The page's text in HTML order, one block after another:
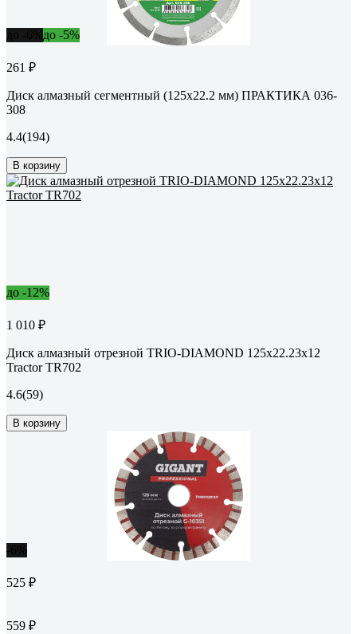
до -5%
261 ₽
Диск алмазный сегментный (125х22.2 мм) ПРАКТИКА 036-
308
4.4(194)
В корзину
до -12%
1 010 ₽
Диск алмазный отрезной TRIO-DIAMOND 125x22.23x12
Tractor TR702
4.6(59)
В корзину
525 ₽
559 ₽